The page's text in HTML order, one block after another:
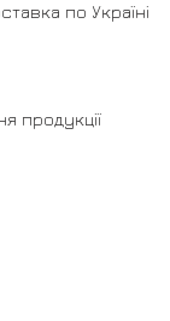
по Україні
продукції